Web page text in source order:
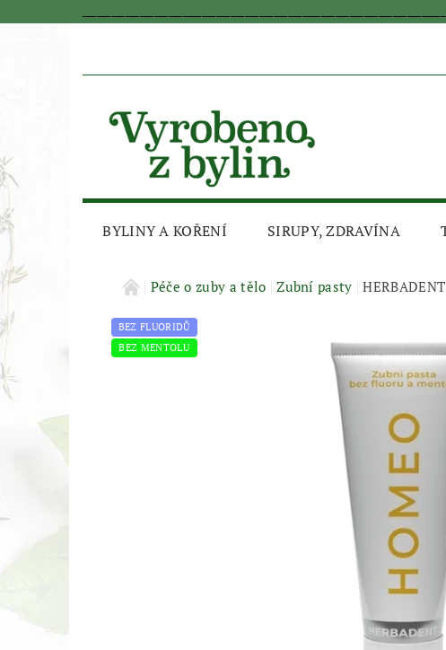
BYLINY A KOŘENÍ SIRUPY, ZDRAVÍNA
AKČNÍ SLEVAPéče o zuby a tělo Zubní pasty
BEZ FLUORIDŮ
BEZ MENTOLU